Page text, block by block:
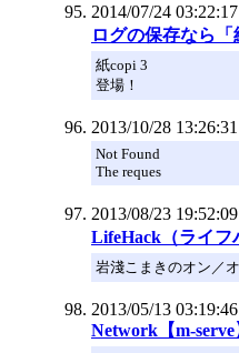
2014/07/24 03:22:17
ログの保存なら「
紙copi 3
登場！
2013/10/28 13:26:31
Not Found
The reques
2013/08/23 19:52:09
LifeHack（ライフ
岩淺こまきのオン／
2013/05/13 03:19:46
Network【m-serve